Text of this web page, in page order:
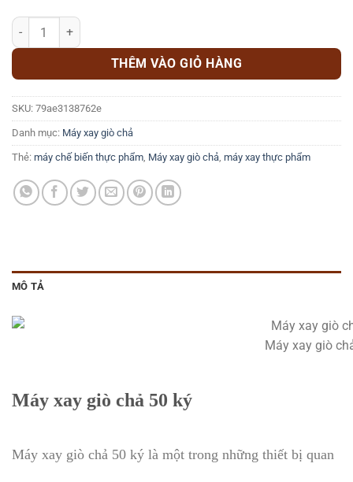
Máy xay giò chả 50 ký số lượng
THÊM VÀO GIỎ HÀNG
SKU: 79ae3138762e
Danh mục: Máy xay giò chả
Thẻ: máy chế biến thực phẩm Máy xay giò chả máy xay thực phẩm
MÔ TẢ
Máy xay giò
Máy xay giò chả 50 ký
Máy xay giò chả 50 ký là một trong những thiết bị quan